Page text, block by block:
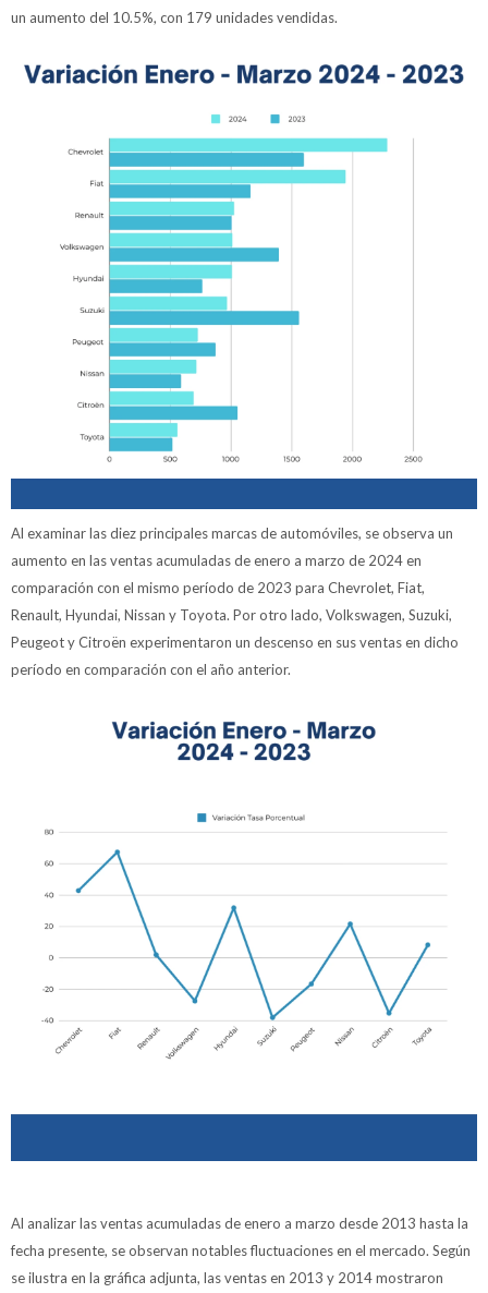
un aumento del 10.5%, con 179 unidades vendidas.
Al examinar las diez principales marcas de automóviles, se observa un
aumento en las ventas acumuladas de enero a marzo de 2024 en
comparación con el mismo período de 2023 para Chevrolet, Fiat,
Renault, Hyundai, Nissan y Toyota. Por otro lado, Volkswagen, Suzuki,
Peugeot y Citroën experimentaron un descenso en sus ventas en dicho
período en comparación con el año anterior.
Al analizar las ventas acumuladas de enero a marzo desde 2013 hasta la
fecha presente, se observan notables fluctuaciones en el mercado. Según
se ilustra en la gráfica adjunta, las ventas en 2013 y 2014 mostraron